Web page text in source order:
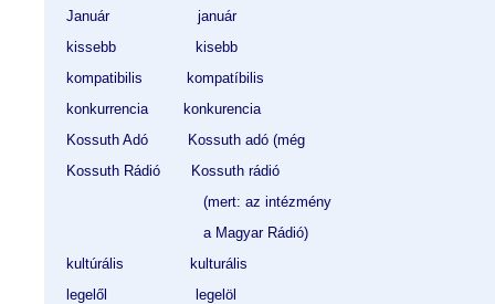
Január                    január
kissebb                  kisebb
kompatibilis          kompatíbilis
konkurrencia        konkurencia
Kossuth Adó         Kossuth adó (még
Kossuth Rádió       Kossuth rádió
(mert: az intézmény
a Magyar Rádió)
kultúrális               kulturális
legelől                    legelöl